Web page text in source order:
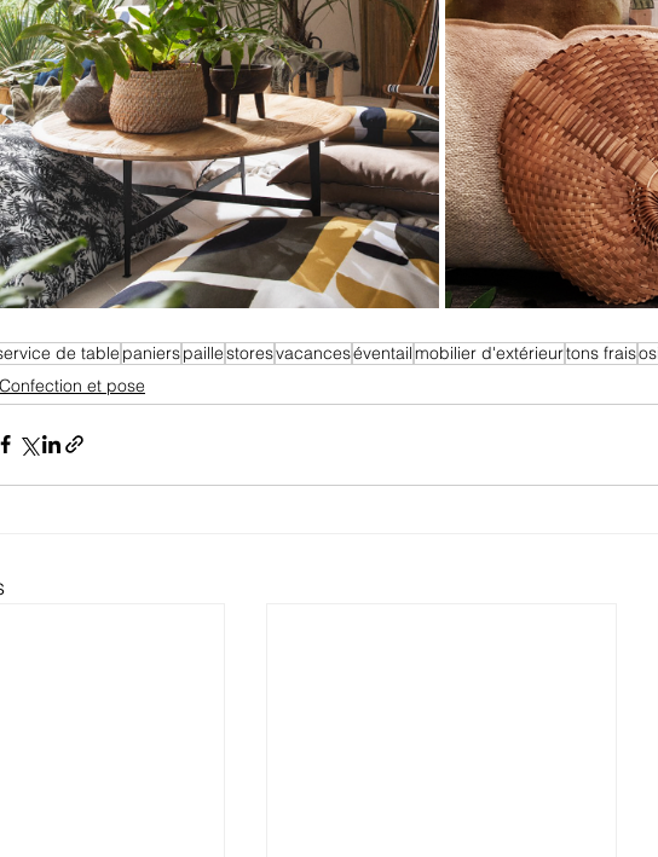
de table panierspaillestoresvacanceséventailmobilier d'extérieurtons frais
Confection et pose